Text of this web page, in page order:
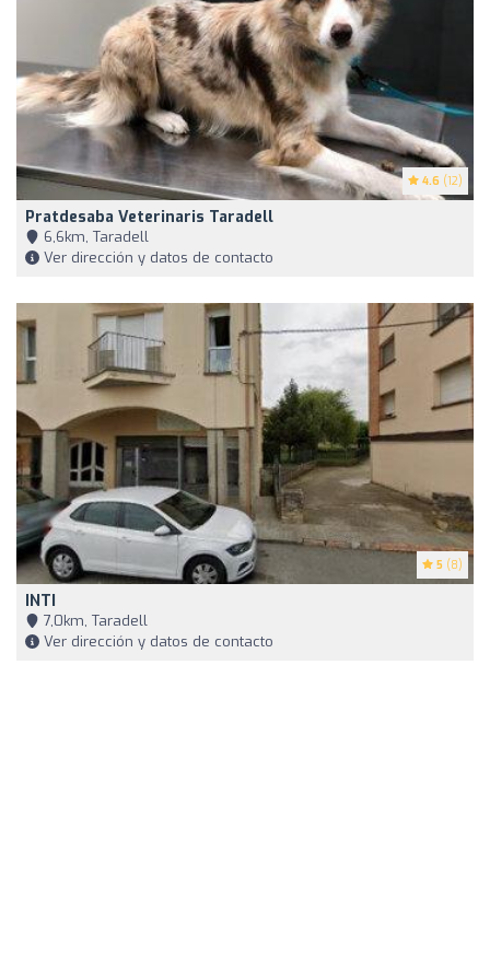
4.6 (12)
Pratdesaba Veterinaris Taradell
6,6km, Taradell
Ver dirección y datos de contacto
5 (8)
INTI
7,0km, Taradell
Ver dirección y datos de contacto